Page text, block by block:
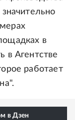
в
в Агентстве
работает
в Дзен